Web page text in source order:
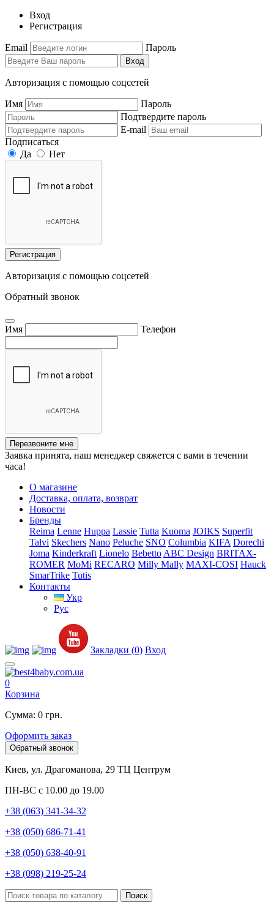
Вход
Регистрация
Email Пароль
Вход
Авторизация с помощью соцсетей
Имя
Пароль
Подтвердите пароль
E-mail
Подписаться
Да
Нет
Регистрация
Авторизация с помощью соцсетей
Обратный звонок
Имя Телефон
Перезвоните мне
Заявка принята, наш менеджер свяжется с вами в течении
часа!
О магазине
Доставка, оплата, возврат
Новости
Бренды
Reima Lenne Huppa Lassie Tutta Kuoma JOIKS Superfit
Talvi Skechers Nano Peluche SNO Columbia KIFA Dorechi
Joma Kinderkraft Lionelo Bebetto ABC Design BRITAX-
ROMER MoMi RECARO Milly Mally MAXI-COSI Hauck
SmarTrike Tutis
Контакты
Укр
Рус
Закладки (0) Вход
0
Корзина
Сумма: 0 грн.
Оформить заказ
Обратный звонок
Киев, ул. Драгоманова, 29 ТЦ Центрум
ПН-ВС с 10.00 до 19.00
+38 (063) 341-34-32
+38 (050) 686-71-41
+38 (050) 638-40-91
+38 (098) 219-25-24
Поиск